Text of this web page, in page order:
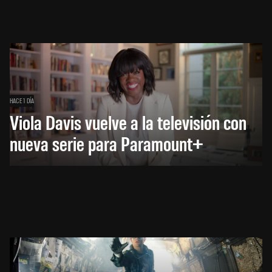
HACE 1 DÍA
Viola Davis vuelve a la televisión con
nueva serie para Paramount+